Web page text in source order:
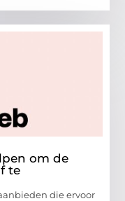
om de
te
die ervoor